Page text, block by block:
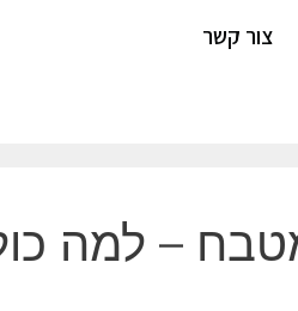
צור קשר
– למה